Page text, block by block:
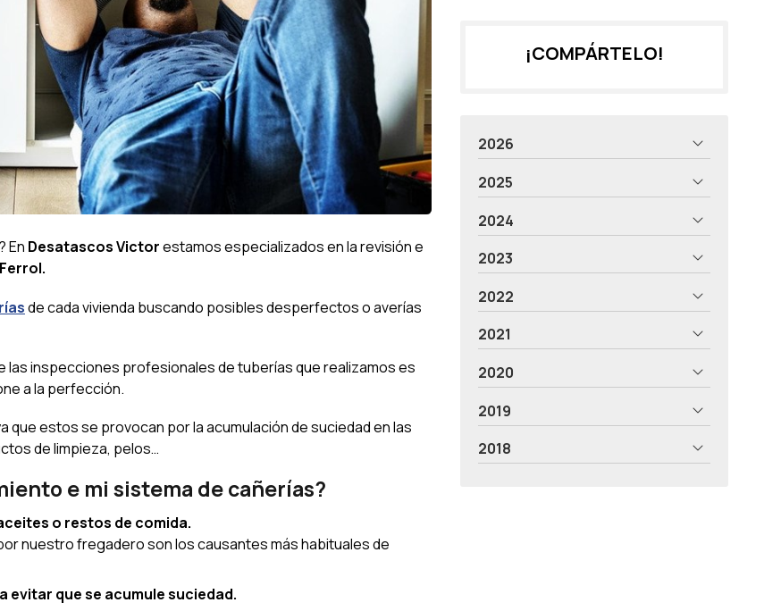
En Desatascos Victorestamos especializados en la revisión e
de cada vivienda buscando posibles desperfectos o averías
las inspecciones profesionales de tuberías que realizamos es
a la perfección.
estos se provocan por la acumulación de suciedad en las
de limpieza, pelos…
e mi sistema de cañerías?
o restos de comida.
nuestro fregadero son los causantes más habituales de
evitar que se acumule suciedad.
¡COMPÁRTELO!
2026
2025
2024
2023
2022
2021
2020
2019
2018